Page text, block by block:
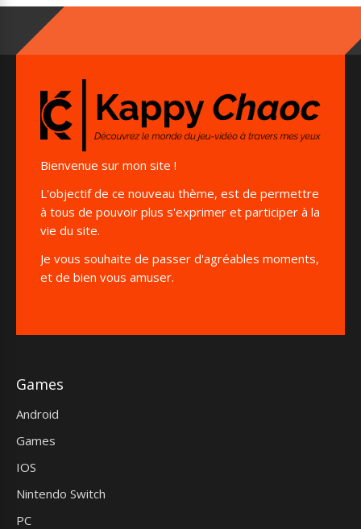
Bienvenue sur mon site !
L'objectif de ce nouveau thème, est de permettre
à tous de pouvoir plus s'exprimer et participer à la
vie du site.
Je vous souhaite de passer d'agréables moments,
et de bien vous amuser.
Games
Android
Games
IOS
Nintendo Switch
PC